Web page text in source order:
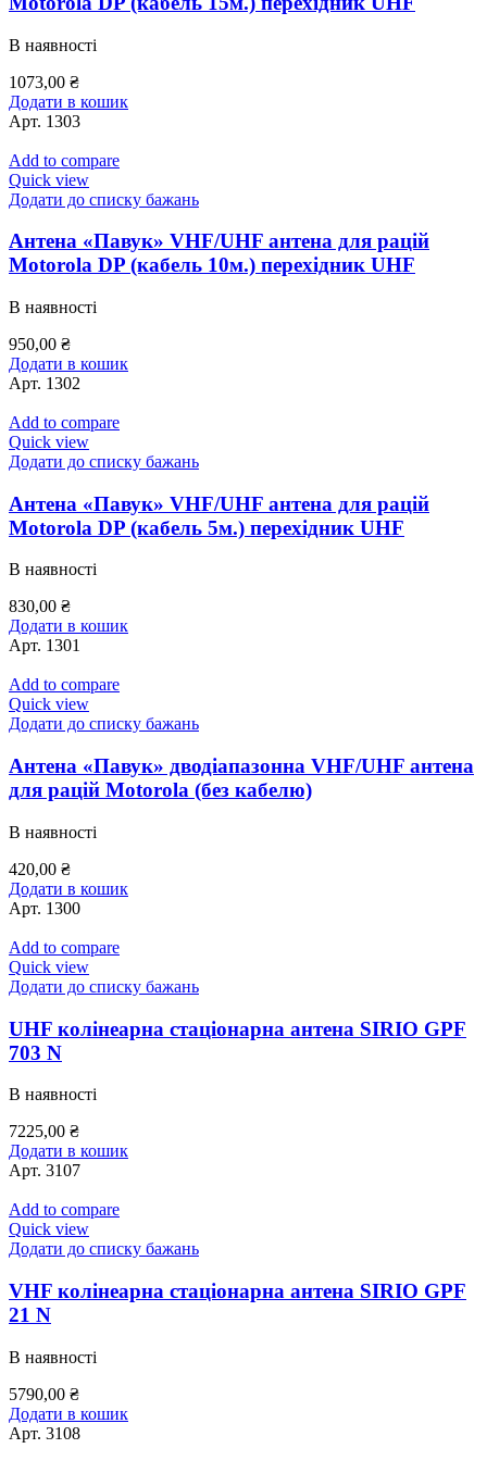
В наявності
1073,00 ₴
Додати в кошик
Арт. 1303
Add to compare
Quick view
Додати до списку бажань
Антена «Павук» VHF/UHF антена для рацій
Motorola DP (кабель 10м.) перехідник UHF
В наявності
950,00 ₴
Додати в кошик
Арт. 1302
Add to compare
Quick view
Додати до списку бажань
Антена «Павук» VHF/UHF антена для рацій
Motorola DP (кабель 5м.) перехідник UHF
В наявності
830,00 ₴
Додати в кошик
Арт. 1301
Add to compare
Quick view
Додати до списку бажань
Антена «Павук» дводіапазонна VHF/UHF антена
для рацій Motorola (без кабелю)
В наявності
420,00 ₴
Додати в кошик
Арт. 1300
Add to compare
Quick view
Додати до списку бажань
UHF колінеарна стаціонарна антена SIRIO GPF
703 N
В наявності
7225,00 ₴
Додати в кошик
Арт. 3107
Add to compare
Quick view
Додати до списку бажань
VHF колінеарна стаціонарна антена SIRIO GPF
21 N
В наявності
5790,00 ₴
Додати в кошик
Арт. 3108